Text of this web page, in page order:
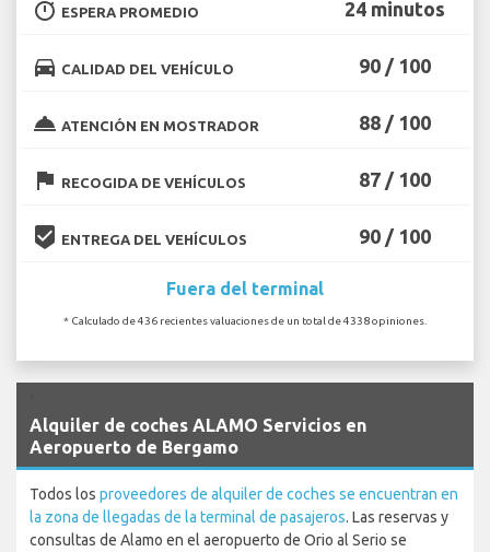
timer ESPERA PROMEDIO 24 minutos
directions_car CALIDAD DEL VEHÍCULO 90 / 100
room_service ATENCIÓN EN MOSTRADOR 88 / 100
flag RECOGIDA DE VEHÍCULOS 87 / 100
beenhere ENTREGA DEL VEHÍCULOS 90 / 100
Fuera del terminal
* Calculado de 436 recientes valuaciones de un total de 4338 opiniones.
Alquiler de coches ALAMO Servicios en
Aeropuerto de Bergamo
Todos los proveedores de alquiler de coches se encuentran en
la zona de llegadas de la terminal de pasajeros. Las reservas y
consultas de Alamo en el aeropuerto de Orio al Serio se